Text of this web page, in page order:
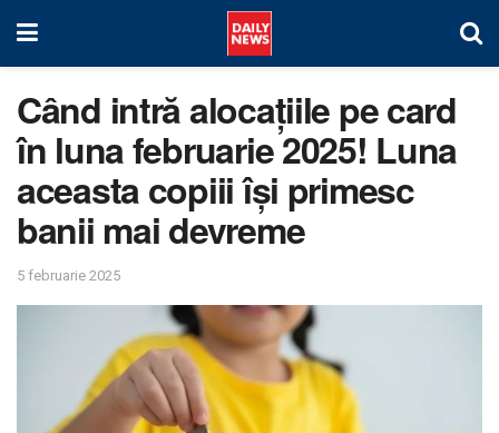
Când intră alocațiile pe card
în luna februarie 2025! Luna
aceasta copiii își primesc
banii mai devreme
5 februarie 2025